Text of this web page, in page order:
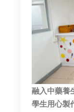
融入中藥養
學生用心製